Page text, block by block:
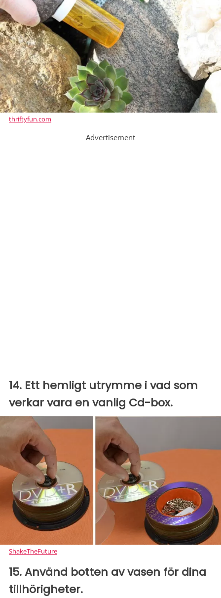
thriftyfun.com
Advertisement
14. Ett hemligt utrymme i vad som
verkar vara en vanlig Cd-box.
ShakeTheFuture
15. Använd botten av vasen för dina
tillhörigheter.